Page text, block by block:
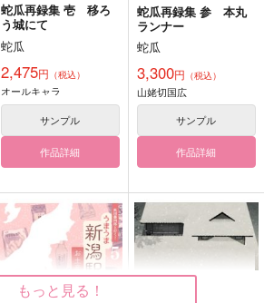
蛇瓜再録集 壱 移ろ
う城にて
蛇瓜
2,475円 （税込）
オールキャラ
サンプル
作品詳細
蛇瓜再録集 参 本丸
ランナー
蛇瓜
3,300円 （税込）
山姥切国広
サンプル
作品詳細
もっと見る！